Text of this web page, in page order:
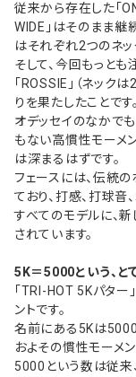
従来から存在した「
WIDE」はそのまま継
はそれぞれ2つのネッ
そして、今回もっとも
「ROSSIE」（ネック
りを果たしたことです。
オデッセイのなかで
もない高慣性モーメ
は深まるはずです。
フェースには、伝統
ており、打感、打球音
すべてのモデルに、
されています。
5K＝5000という、と
「TRI-HOT 5Kパター
ントです。
名前にある5Kは5000
およその慣性モーメ
5000という数は従来